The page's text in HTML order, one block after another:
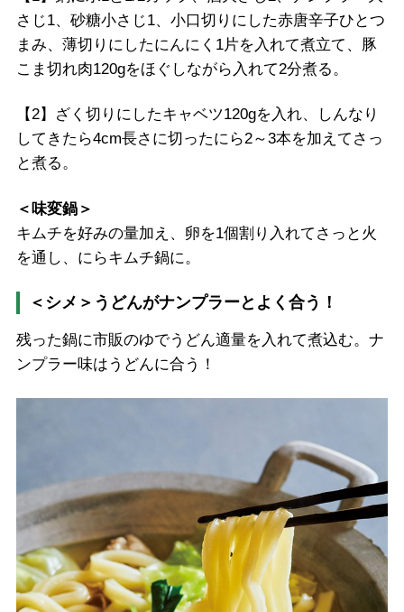
さじ1、砂糖小さじ1、小口切りにした赤唐辛子ひとつ
まみ、薄切りにしたにんにく1片を入れて煮立て、豚
こま切れ肉120gをほぐしながら入れて2分煮る。
【2】ざく切りにしたキャベツ120gを入れ、しんなり
してきたら4cm長さに切ったにら2～3本を加えてさっ
と煮る。
＜味変鍋＞
キムチを好みの量加え、卵を1個割り入れてさっと火
を通し、にらキムチ鍋に。
＜シメ＞うどんがナンプラーとよく合う！
残った鍋に市販のゆでうどん適量を入れて煮込む。ナ
ンプラー味はうどんに合う！